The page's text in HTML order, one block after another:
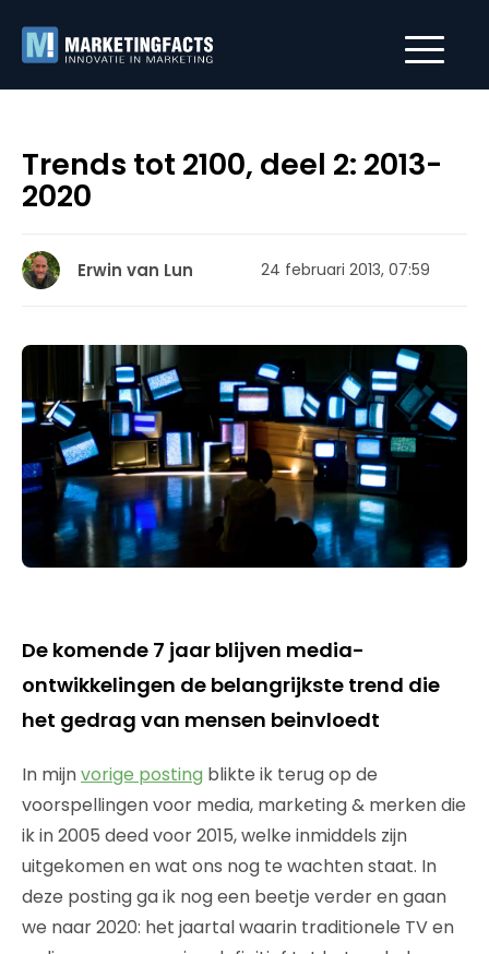
Trends tot 2100, deel 2: 2013-
2020
Erwin van Lun 24 februari 2013, 07:59
De komende 7 jaar blijven media-
ontwikkelingen de belangrijkste trend die
het gedrag van mensen beinvloedt
In mijnvorige posting blikte ik terug op de
voorspellingen voor media, marketing & merken die
ik in 2005 deed voor 2015, welke inmiddels zijn
uitgekomen en wat ons nog te wachten staat. In
deze posting ga ik nog een beetje verder en gaan
we naar 2020: het jaartal waarin traditionele TV en